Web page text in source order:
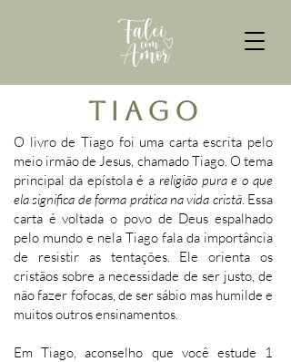
tiago
O livro de Tiago foi uma carta escrita pelo
meio irmão de Jesus, chamado Tiago. O tema
principal da epístola é a religião pura e o que
ela significa de forma prática na vida cristã. Essa
carta é voltada o povo de Deus espalhado
pelo mundo e nela Tiago fala da importância
de resistir as tentações. Ele orienta os
cristãos sobre a necessidade de ser justo, de
não fazer fofocas, de ser sábio mas humilde e
muitos outros ensinamentos.
Em Tiago, aconselho que você estude 1